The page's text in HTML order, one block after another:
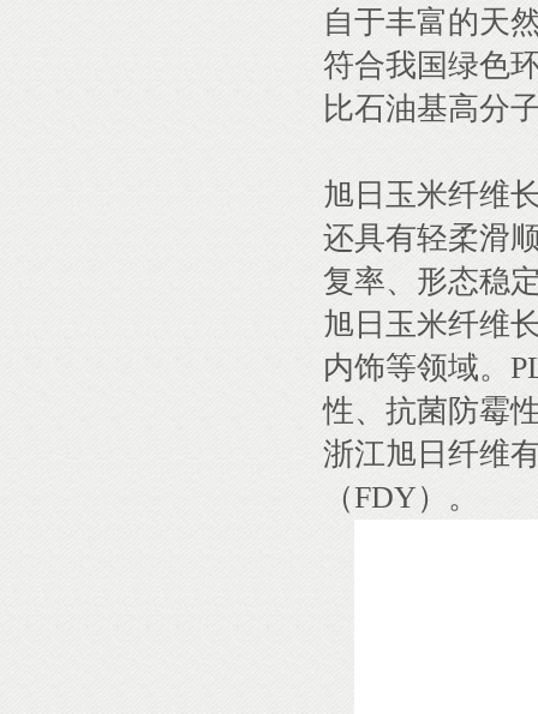
自于丰富的天
符合我国绿色
比石油基高分
旭日玉米纤维
还具有轻柔滑
复率、形态稳
旭日玉米纤维
内饰等领域。
性、抗菌防霉
浙江旭日纤维
（FDY）。